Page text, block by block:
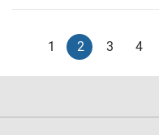
1 2 3 4